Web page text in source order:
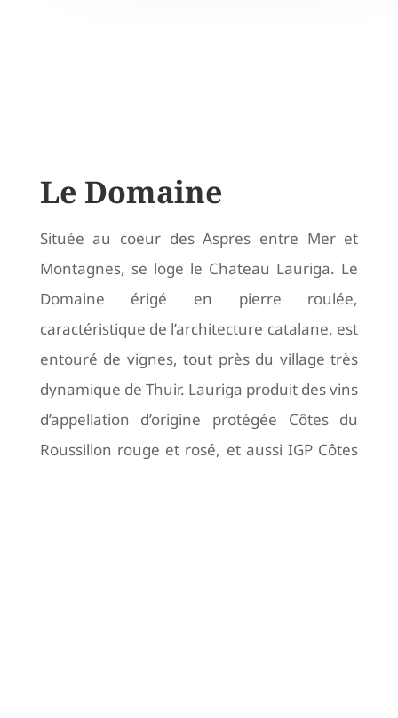
Le Domaine
Située au coeur des Aspres entre Mer et
Montagnes, se loge le Chateau Lauriga. Le
Domaine érigé en pierre roulée,
caractéristique de l’architecture catalane, est
entouré de vignes, tout près du village très
dynamique de Thuir. Lauriga produit des vins
d’appellation d’origine protégée Côtes du
Roussillon rouge et rosé, et aussi IGP Côtes